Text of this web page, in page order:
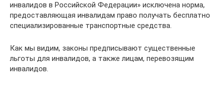
инвалидов в Российской Федерации» исключена норма,
предоставляющая инвалидам право получать бесплатно
специализированные транспортные средства.
Как мы видим, законы предписывают существенные
льготы для инвалидов, а также лицам, перевозящим
инвалидов.